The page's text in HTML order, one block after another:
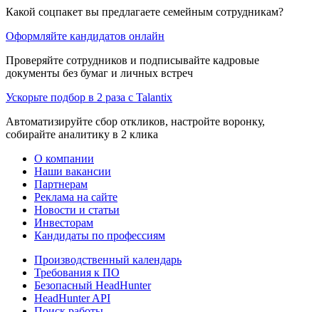
Какой соцпакет вы предлагаете семейным сотрудникам?
Оформляйте кандидатов онлайн
Проверяйте сотрудников и подписывайте кадровые
документы без бумаг и личных встреч
Ускорьте подбор в 2 раза с Talantix
Автоматизируйте сбор откликов, настройте воронку,
собирайте аналитику в 2 клика
О компании
Наши вакансии
Партнерам
Реклама на сайте
Новости и статьи
Инвесторам
Кандидаты по профессиям
Производственный календарь
Требования к ПО
Безопасный HeadHunter
HeadHunter API